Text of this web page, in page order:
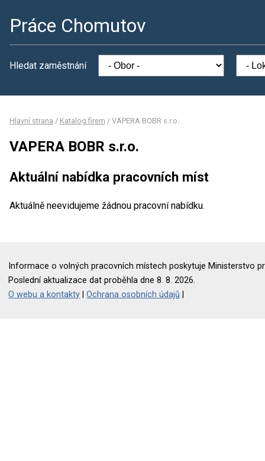
Práce Chomutov
Hledat zaměstnání
Hlavní strana / Katalog firem / VAPERA BOBR s.r.o.
VAPERA BOBR s.r.o.
Aktuální nabídka pracovních míst
Aktuálně neevidujeme žádnou pracovní nabídku.
Informace o volných pracovních místech poskytuje Ministerstvo
Poslední aktualizace dat proběhla dne 8. 8. 2026.
O webu a kontakty |Ochrana osobních údajů